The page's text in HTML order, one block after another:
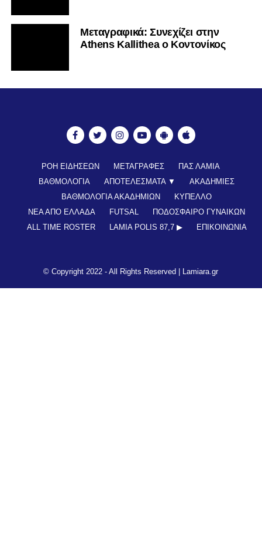
Mεταγραφικά: Συνεχίζει στην
Athens Kallithea ο Κοντονίκος
ΡΟΗ ΕΙΔΗΣΕΩΝ ΜΕΤΑΓΡΑΦΕΣ
ΠΑΣ ΛΑΜΙΑ
ΒΑΘΜΟΛΟΓΙΑ
ΑΠΟΤΕΛΕΣΜΑΤΑ ▼
ΑΚΑΔΗΜΙΕΣ
ΒΑΘΜΟΛΟΓΙΑ ΑΚΑΔΗΜΙΩΝ
ΚΥΠΕΛΛΟ
ΝΕΑ ΑΠΟ ΕΛΛΑΔΑ
FUTSAL
ΠΟΔΟΣΦΑΙΡΟ ΓΥΝΑΙΚΩΝ
ALL TIME ROSTER
LAMIA POLIS 87,7 ▶︎ ΕΠΙΚΟΙΝΩΝΊΑ
© Copyright 2022 - All Rights Reserved | Lamiara.gr